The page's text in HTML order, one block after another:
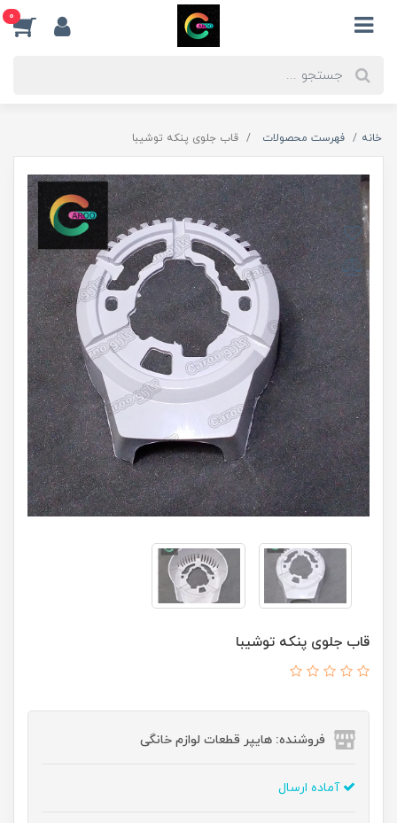
0
خانه فهرست محصولات قاب جلوی پنکه توشیبا
قاب جلوی پنکه توشیبا
فروشنده: هایپر قطعات لوازم خانگی
آماده ارسال